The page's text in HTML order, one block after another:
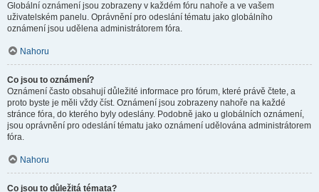
Globální oznámení jsou zobrazeny v každém fóru nahoře a ve vašem
uživatelském panelu. Oprávnění pro odeslání tématu jako globálního
oznámení jsou udělena administrátorem fóra.
Nahoru
Co jsou to oznámení?
Oznámení často obsahují důležité informace pro fórum, které právě čtete, a
proto byste je měli vždy číst. Oznámení jsou zobrazeny nahoře na každé
stránce fóra, do kterého byly odeslány. Podobně jako u globálních oznámení,
jsou oprávnění pro odeslání tématu jako oznámení udělována administrátorem
fóra.
Nahoru
Co jsou to důležitá témata?